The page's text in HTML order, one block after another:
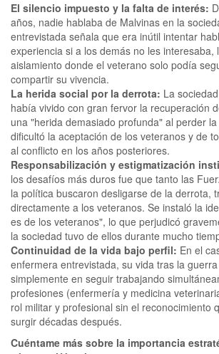
El silencio impuesto y la falta de interés:
años, nadie hablaba de Malvinas en la
entrevistada señala que era inútil intentar
experiencia si a los demás no les interesaba,
aislamiento donde el veterano solo podía
compartir su vivencia.
La herida social por la derrota: La
había vivido con gran fervor la recuperación
una "herida demasiado profunda" al perder
dificultó la aceptación de los veteranos y de
al conflicto en los años posteriores.
Responsabilización y estigmatización
los desafíos más duros fue que tanto las
la política buscaron desligarse de la derrota,
directamente a los veteranos. Se instaló la
es de los veteranos", lo que perjudicó
la sociedad tuvo de ellos durante mucho
Continuidad de la vida bajo perfil: En el
enfermera entrevistada, su vida tras la
simplemente en seguir trabajando
profesiones (enfermería y medicina
rol militar y profesional sin el reconocimiento
surgir décadas después.
Cuéntame más sobre la importancia